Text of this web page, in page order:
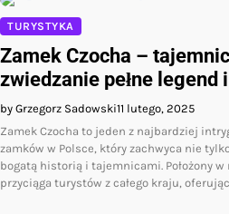
TURYSTYKA
Zamek Czocha –
zwiedzanie pełne legend
by Grzegorz Sadowski11 lutego, 2025
Zamek Czocha to jeden z najbardziej
zamków w Polsce, który zachwyca nie
bogatą historią i tajemnicami. Położony
przyciąga turystów z całego kraju,